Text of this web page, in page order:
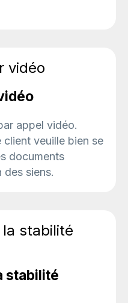
appel vidéo.
veuille bien se
documents
des siens.
stabilité